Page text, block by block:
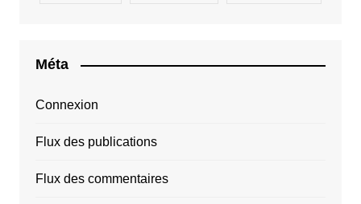
Méta
Connexion
Flux des publications
Flux des commentaires